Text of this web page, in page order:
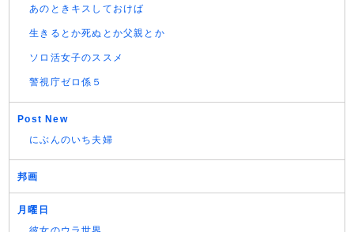
あのときキスしておけば
生きるとか死ぬとか父親とか
ソロ活女子のススメ
警視庁ゼロ係５
Post New
にぶんのいち夫婦
邦画
月曜日